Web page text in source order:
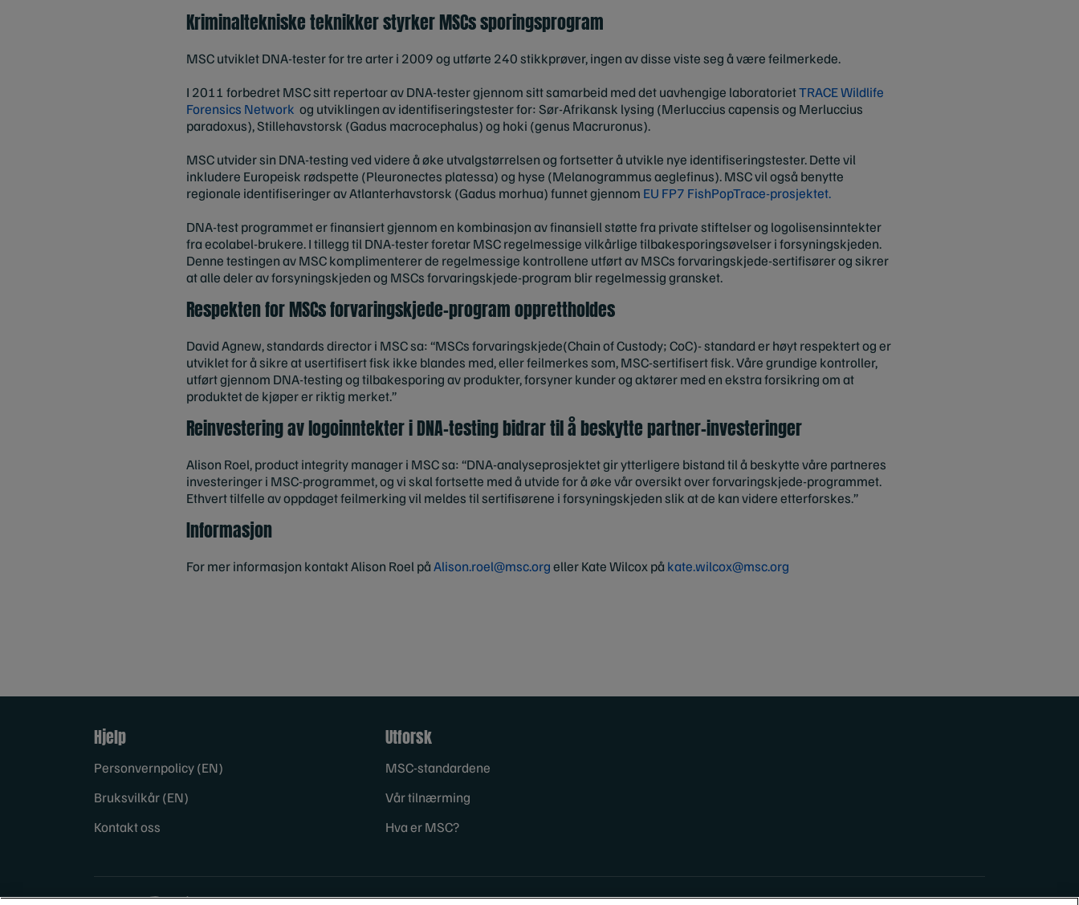
Kriminaltekniske teknikker styrker MSCs sporingsprogram
MSC utviklet DNA-tester for tre arter i 2009 og utførte 240 stikkprøver, ingen av disse viste seg å være feilmerkede.
I 2011 forbedret MSC sitt repertoar av DNA-tester gjennom sitt samarbeid med det uavhengige laboratorietTRACE Wildlife
Forensics Network og utviklingen av identifiseringstester for: Sør-Afrikansk lysing (Merluccius capensis og Merluccius
paradoxus), Stillehavstorsk (Gadus macrocephalus) og hoki (genus Macruronus).
MSC utvider sin DNA-testing ved videre å øke utvalgstørrelsen og fortsetter å utvikle nye identifiseringstester. Dette vil
inkludere Europeisk rødspette (Pleuronectes platessa) og hyse (Melanogrammus aeglefinus). MSC vil også benytte
regionale identifiseringer av Atlanterhavstorsk (Gadus morhua) funnet gjennom EU FP7 FishPopTrace-prosjektet.
DNA-test programmet er finansiert gjennom en kombinasjon av finansiell støtte fra private stiftelser og logolisensinntekter
fra ecolabel-brukere. I tillegg til DNA-tester foretar MSC regelmessige vilkårlige tilbakesporingsøvelser i forsyningskjeden.
Denne testingen av MSC komplimenterer de regelmessige kontrollene utført av MSCs forvaringskjede-sertifisører og sikrer
at alle deler av forsyningskjeden og MSCs forvaringskjede-program blir regelmessig gransket.
Respekten for MSCs forvaringskjede-program opprettholdes
David Agnew, standards director i MSC sa: “MSCs forvaringskjede(Chain of Custody; CoC)- standard er høyt respektert og er
utviklet for å sikre at usertifisert fisk ikke blandes med, eller feilmerkes som, MSC-sertifisert fisk. Våre grundige kontroller,
utført gjennom DNA-testing og tilbakesporing av produkter, forsyner kunder og aktører med en ekstra forsikring om at
produktet de kjøper er riktig merket.”
Reinvestering av logoinntekter i DNA-testing bidrar til å beskytte partner-investeringer
Alison Roel, product integrity manager i MSC sa: “DNA-analyseprosjektet gir ytterligere bistand til å beskytte våre partneres
investeringer i MSC-programmet, og vi skal fortsette med å utvide for å øke vår oversikt over forvaringskjede-programmet.
Ethvert tilfelle av oppdaget feilmerking vil meldes til sertifisørene i forsyningskjeden slik at de kan videre etterforskes.”
Informasjon
For mer informasjon kontakt Alison Roel påAlison.roel@msc.orgeller Kate Wilcox på kate.wilcox@msc.org
Hjelp
Personvernpolicy (EN)
Bruksvilkår (EN)
Kontakt oss
Utforsk
MSC-standardene
Vår tilnærming
Hva er MSC?